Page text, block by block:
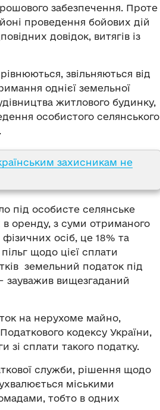
забезпечення. Проте
проведення бойових дій
довідок, витягів із
звільняються від
однієї земельної
житлового будинку,
особистого селянського
захисникам не
під особисте селянське
оренду, з суми отриманого
осіб, це 18% та
щодо цієї сплати
земельний податок під
зауважив вищезгаданий
на нерухоме майно,
кодексу України,
зі сплати такого податку.
служби, рішення щодо
міськими
тобто в одних